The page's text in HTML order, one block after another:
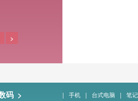
>
码 > | 手机 | 台式电脑 | 笔